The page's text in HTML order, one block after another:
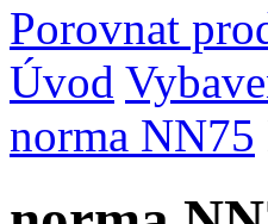
Porovnat
Úvod
norma NN75